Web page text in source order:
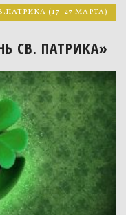
(17-27 МАРТА)
СВ. ПАТРИКА»